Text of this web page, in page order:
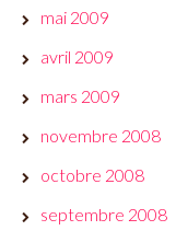
mai 2009
avril 2009
mars 2009
novembre 2008
octobre 2008
septembre 2008